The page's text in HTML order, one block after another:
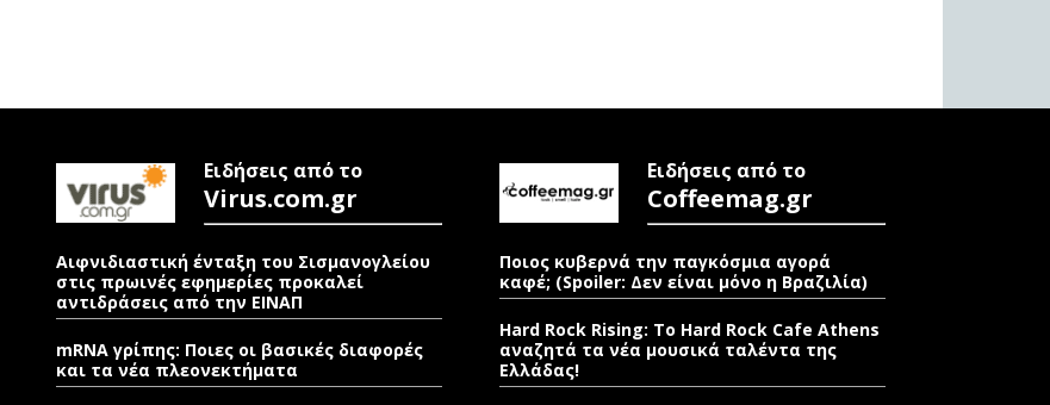
Ειδήσεις από το
Virus.com.gr
Αιφνιδιαστική ένταξη του Σισμανογλείου
στις πρωινές εφημερίες προκαλεί
αντιδράσεις από την ΕΙΝΑΠ
mRNA γρίπης: Ποιες οι βασικές διαφορές
και τα νέα πλεονεκτήματα
Ειδήσεις από το
Coffeemag.gr
Ποιος κυβερνά την παγκόσμια αγορά
καφέ; (Spoiler: Δεν είναι μόνο η Βραζιλία)
Hard Rock Rising: Το Hard Rock Cafe Athens
αναζητά τα νέα μουσικά ταλέντα της
Ελλάδας!